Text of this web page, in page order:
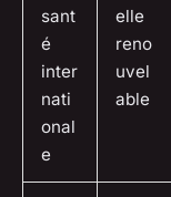
sant
é
inter
nati
onal
e
elle
reno
uvel
able